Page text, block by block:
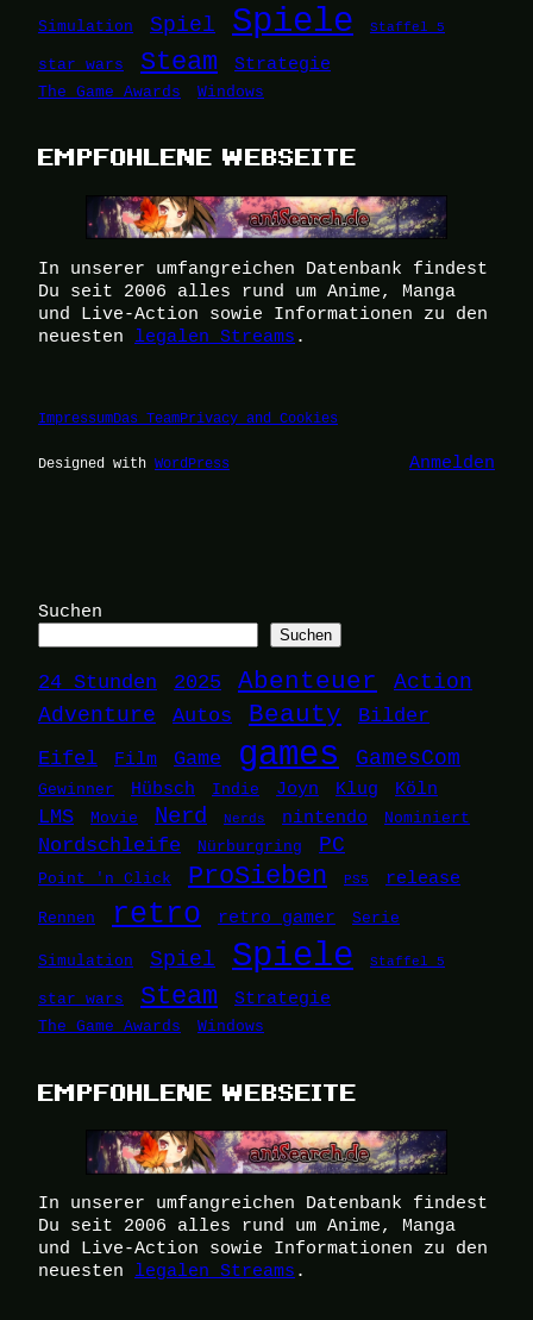
Simulation Spiel Spiele Staffel 5
star wars Steam Strategie
The Game Awards Windows
EMPFOHLENE WEBSEITE
In unserer umfangreichen Datenbank findest
Du seit 2006 alles rund um Anime, Manga
und Live-Action sowie Informationen zu den
neuesten legalen Streams .
ImpressumDas TeamPrivacy and Cookies
Designed with WordPress Anmelden
Suchen
Suchen
24 Stunden 2025 Abenteuer
Action
Adventure
Autos Beauty
Bilder
Eifel
Film Game games GamesCom
Gewinner Hübsch Indie Joyn Klug Köln
LMS Movie Nerd Nerds nintendo Nominiert
Nordschleife Nürburgring PC
Point 'n Click ProSieben PS5 release
Rennen retro retro gamer Serie
Simulation Spiel Spiele Staffel 5
star wars Steam Strategie
The Game Awards Windows
EMPFOHLENE WEBSEITE
In unserer umfangreichen Datenbank findest
Du seit 2006 alles rund um Anime, Manga
und Live-Action sowie Informationen zu den
neuesten legalen Streams .